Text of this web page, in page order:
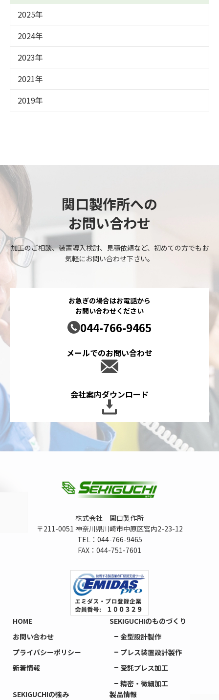
2025年
2024年
2023年
2021年
2019年
関口製作所への
お問い合わせ
加工のご相談、装置導入検討、見積依頼など、初めての方でもお
気軽にお問い合わせ下さい。
お急ぎの場合はお電話から
お問い合わせください
044-766-9465
メールでのお問い合わせ
会社案内ダウンロード
株式会社 関口製作所
〒211-0051 神奈川県川崎市中原区宮内2-23-12
TEL：044-766-9465
FAX：044-751-7601
HOME
お問い合わせ
プライバシーポリシー
新着情報
SEKIGUCHIのものづくり
金型設計製作
プレス装置設計製作
受託プレス加工
精密・微細加工
SEKIGUCHIの強み
製品情報